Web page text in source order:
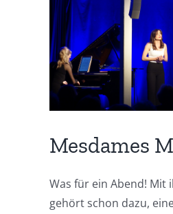
Bild
Mesdames
Was für ein Abend! Mit
gehört schon dazu,